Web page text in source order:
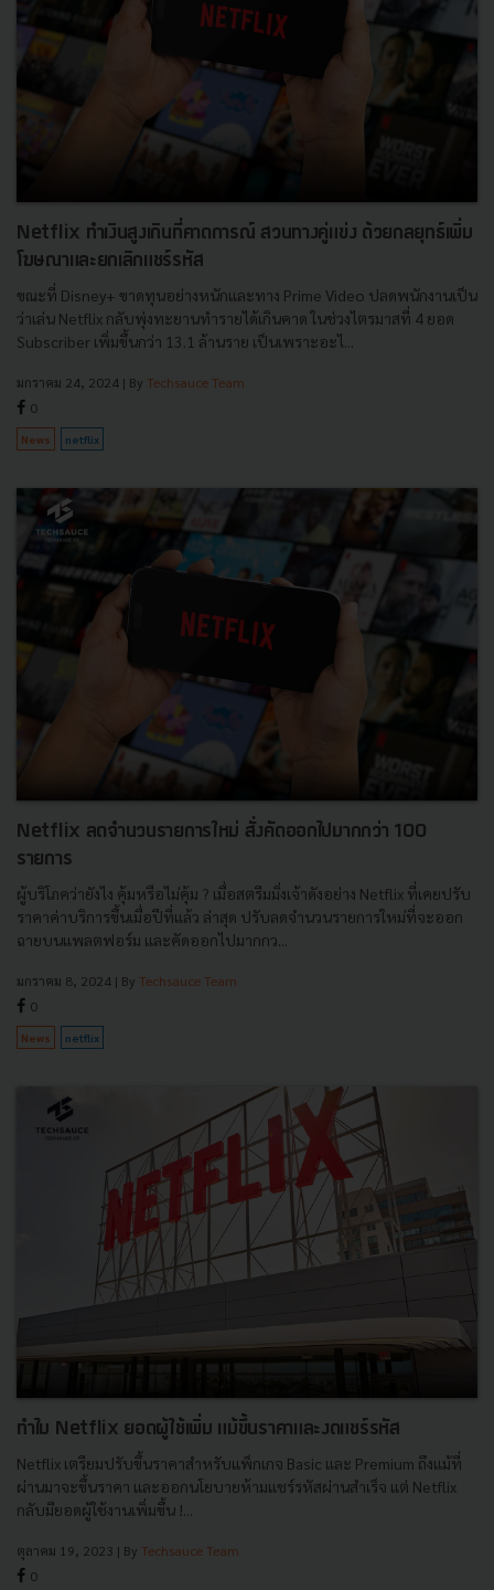
Netflix ทำเงินสูงเกินที่คาดการณ์ สวนทางคู่แข่ง ด้วยกลยุทธ์เพิ่ม
โฆษณาและยกเลิกแชร์รหัส
ขณะที่ Disney+ ขาดทุนอย่างหนักและทาง Prime Video ปลดพนักงานเป็น
ว่าเล่น Netflix กลับพุ่งทะยานทำรายได้เกินคาด ในช่วงไตรมาสที่ 4 ยอด
Subscriber เพิ่มขึ้นกว่า 13.1 ล้านราย เป็นเพราะอะไ...
มกราคม 24, 2024 | By Techsauce Team
0
News netflix
Netflix ลดจำนวนรายการใหม่ สั่งคัดออกไปมากกว่า 100
รายการ
ผู้บริโภคว่ายังไง คุ้มหรือไม่คุ้ม ? เมื่อสตรีมมิ่งเจ้าดังอย่าง Netflix ที่เคยปรับ
ราคาค่าบริการขึ้นเมื่อปีที่แล้ว ล่าสุด ปรับลดจำนวนรายการใหม่ที่จะออก
ฉายบนแพลตฟอร์ม และคัดออกไปมากกว...
มกราคม 8, 2024 | By Techsauce Team
0
News netflix
ทำไม Netflix ยอดผู้ใช้เพิ่ม แม้ขึ้นราคาและงดแชร์รหัส
Netflix เตรียมปรับขึ้นราคาสำหรับแพ็กเกจ Basic และ Premium ถึงแม้ที่
ผ่านมาจะขึ้นราคา และออกนโยบายห้ามแชร์รหัสผ่านสำเร็จ แต่ Netflix
กลับมียอดผู้ใช้งานเพิ่มขึ้น !...
ตุลาคม 19, 2023 | By Techsauce Team
0